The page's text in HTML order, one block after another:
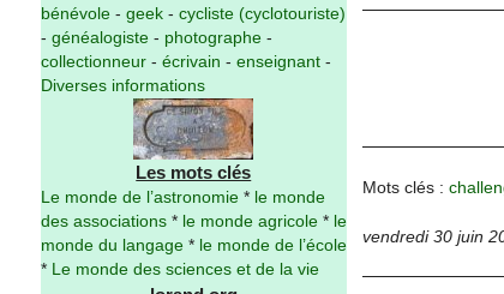
bénévole- geek- cycliste (cyclotouriste)
- généalogiste- photographe-
collectionneur- écrivain - enseignant-
Diverses informations
Les mots clés
Le monde de l’astronomie* le monde
des associations* le monde agricole* le
monde du langage* le monde de l’école
*
Le monde des sciences et de la vie
Mots clés :
vendredi 30 juin